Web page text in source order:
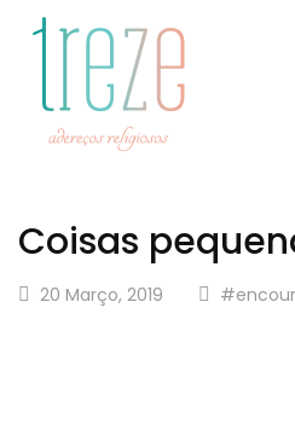
Coisas
20 Março, 2019